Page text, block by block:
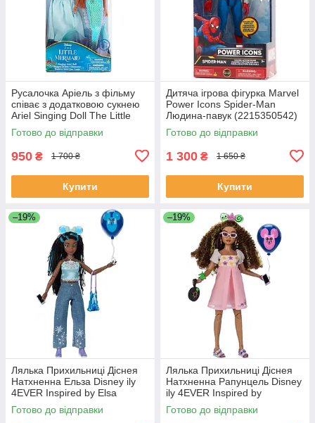
Русалочка Аріель з фільму
співає з додатковою сукнею
Ariel Singing Doll The Little
Mermaid Live
Готово до відправки
950 ₴ 1 700 ₴
Купити
Дитяча ігрова фігурка Marvel
Power Icons Spider-Man
Людина-павук (2215350542)
Готово до відправки
1 300 ₴ 1 650 ₴
Купити
–19%
Лялька Прихильниці Діснея
Натхненна Ельза Disney ily
4EVER Inspired by Elsa
Готово до відправки
–19%
Лялька Прихильниці Діснея
Натхненна Рапунцель Disney
ily 4EVER Inspired by
Rapunzel
Готово до відправки